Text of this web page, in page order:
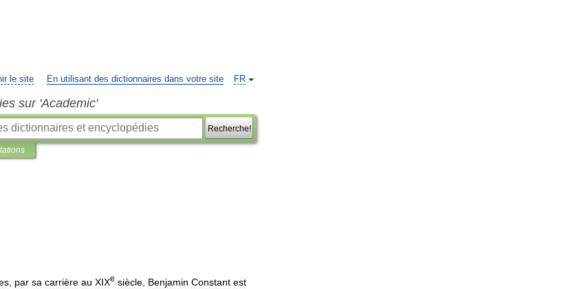
FR
le site En utilisant des dictionnaires dans votre site
sur 'Academic'
Recherche!
par sa carrière au XIXe siècle Benjamin Constant est